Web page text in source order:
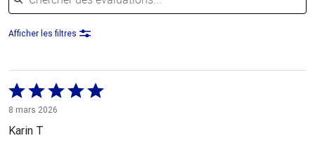
Afficher les filtres
Coté
5 sur
5
8 mars 2026
Karin T